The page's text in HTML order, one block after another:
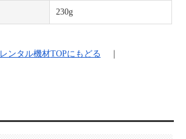
230g
レンタル機材TOPにもどる